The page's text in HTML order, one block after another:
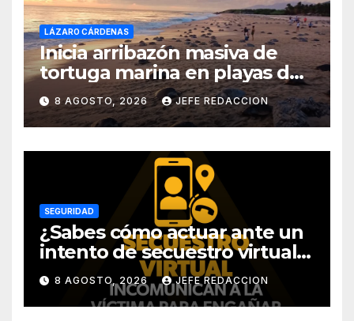
LÁZARO CÁRDENAS
Inicia arribazón masiva de
tortuga marina en playas de
Michoacán
8 AGOSTO, 2026 JEFE REDACCION
SEGURIDAD
¿Sabes cómo actuar ante un
intento de secuestro virtual?
La SSP te guía para evitarlo
8 AGOSTO, 2026 JEFE REDACCION